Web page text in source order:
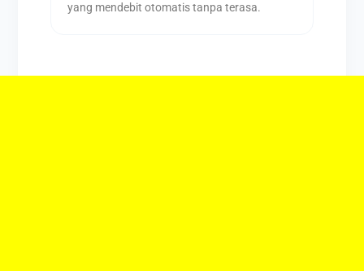
yang mendebit otomatis tanpa terasa.